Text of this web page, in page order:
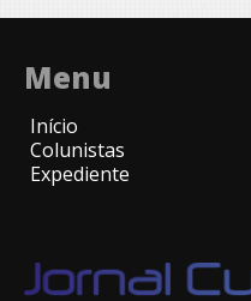
Menu
Início
Colunistas
Expediente